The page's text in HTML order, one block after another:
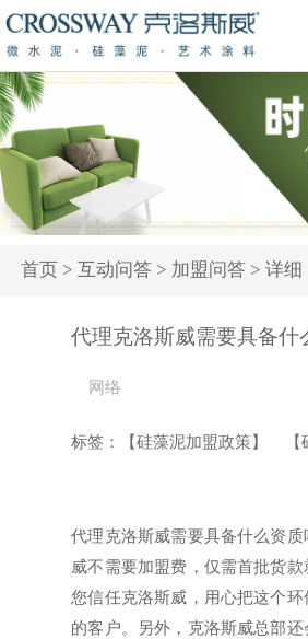
首
页
关
于
我
们
产
品
中
品
新
首页 > 互动问答 > 加盟问答> 详细
代理克洛斯威需要具备什
网络
标签： 【硅藻泥加盟政策】
代理克洛斯威需要具备什么资
威不需要加盟费，仅需首批货
您信任克洛斯威，用心把这个
的客户。另外，克洛斯威总部还